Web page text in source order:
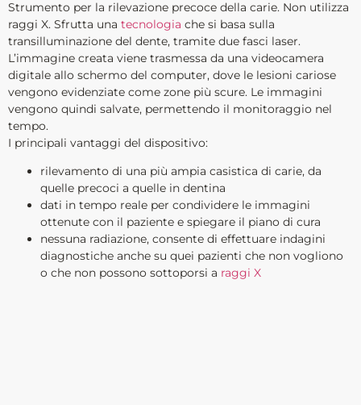
Strumento per la rilevazione precoce della carie. Non utilizza
raggi X. Sfrutta una tecnologia che si basa sulla
transilluminazione del dente, tramite due fasci laser.
L’immagine creata viene trasmessa da una videocamera
digitale allo schermo del computer, dove le lesioni cariose
vengono evidenziate come zone più scure. Le immagini
vengono quindi salvate, permettendo il monitoraggio nel
tempo.
I principali vantaggi del dispositivo:
rilevamento di una più ampia casistica di carie, da
quelle precoci a quelle in dentina
dati in tempo reale per condividere le immagini
ottenute con il paziente e spiegare il piano di cura
nessuna radiazione, consente di effettuare indagini
diagnostiche anche su quei pazienti che non vogliono
o che non possono sottoporsi a raggi X